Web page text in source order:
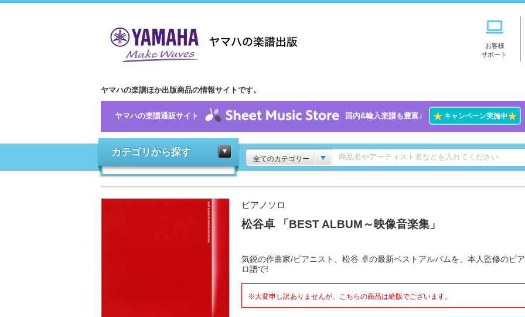
お客様
サポート
ヤマハの楽譜ほか出版商品の情報サイトです。
ヤマハの楽譜通販サイト 国内&輸入楽譜も豊富♪ ★キャンペーン実施中★
カテゴリから探す
全てのカテゴリー
ピアノソロ
松谷卓 「BEST ALBUM～映像音楽集」
気鋭の作曲家/ピアニスト、松谷 卓の最新ベストアルバムを、本人監修のピ
ロ譜で!
※大変申し訳ありませんが、こちらの商品は絶版でございます。